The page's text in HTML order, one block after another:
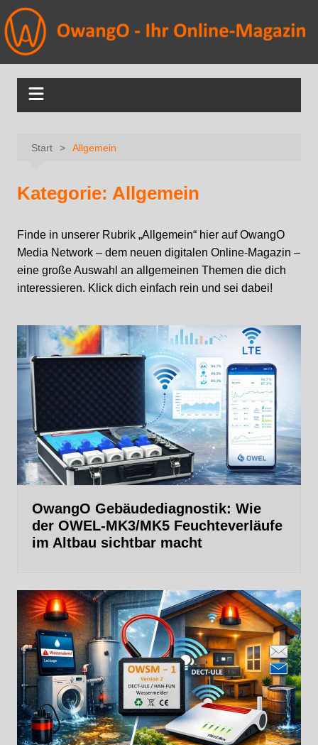
Start Allgemein
Kategorie: Allgemein
Finde in unserer Rubrik „Allgemein“ hier auf OwangO
Media Network – dem neuen digitalen Online-Magazin –
eine große Auswahl an allgemeinen Themen die dich
interessieren. Klick dich einfach rein und sei dabei!
OwangO Gebäudediagnostik: Wie
der OWEL‑MK3/MK5 Feuchteverläufe
im Altbau sichtbar macht